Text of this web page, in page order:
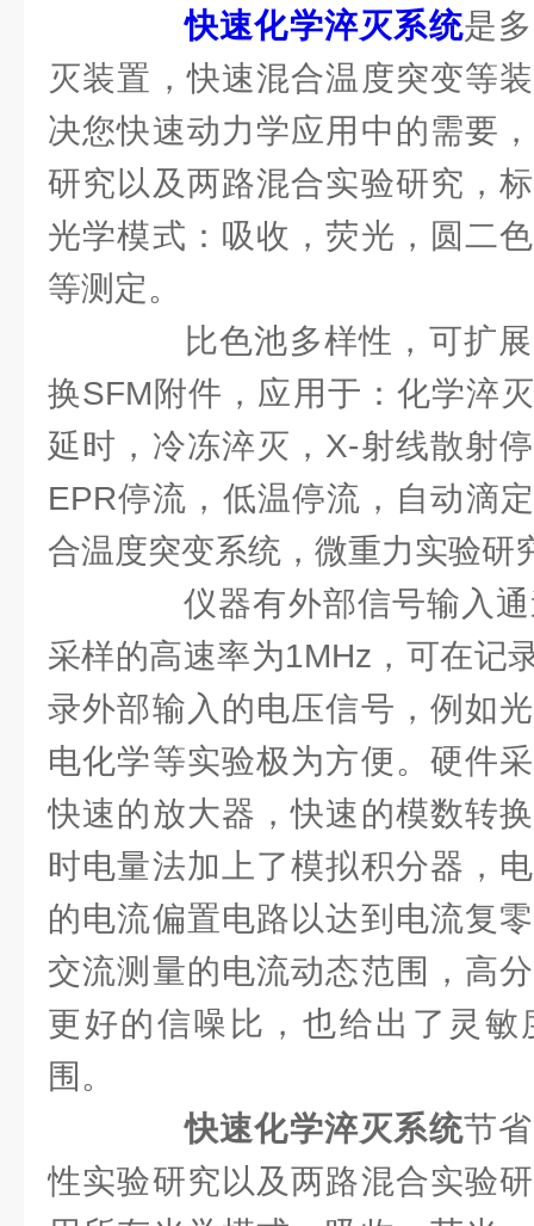
快速化学淬灭系统是
灭装置，快速混合温度突变等
决您快速动力学应用中的需要
研究以及两路混合实验研究，
光学模式：吸收，荧光，圆二
等测定。
比色池多样性，可扩展
换SFM附件，应用于：化学淬
延时，冷冻淬灭，X-射线散射
EPR停流，低温停流，自动滴
合温度突变系统，微重力实验研
仪器有外部信号输入通
采样的高速率为1MHz，可在记
录外部输入的电压信号，例如
电化学等实验极为方便。硬件
快速的放大器，快速的模数转
时电量法加上了模拟积分器，
的电流偏置电路以达到电流复
交流测量的电流动态范围，高
更好的信噪比，也给出了灵
围。
快速化学淬灭系统节
性实验研究以及两路混合实验